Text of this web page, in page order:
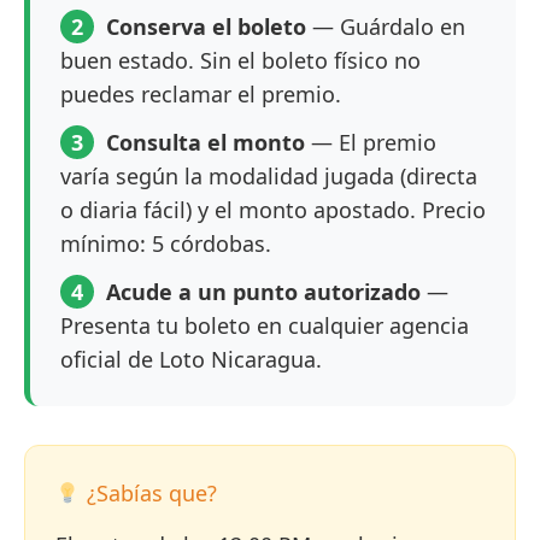
2 Conserva el boleto — Guárdalo en
buen estado. Sin el boleto físico no
puedes reclamar el premio.
3
Consulta el monto — El premio
varía según la modalidad jugada (directa
o diaria fácil) y el monto apostado. Precio
mínimo: 5 córdobas.
4
Acude a un punto autorizado —
Presenta tu boleto en cualquier agencia
oficial de Loto Nicaragua.
¿Sabías que?